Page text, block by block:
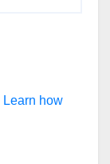
Learn how